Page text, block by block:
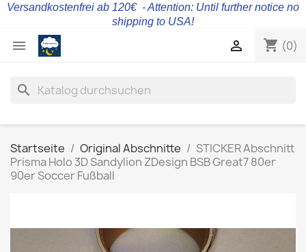
Versandkostenfrei ab 120€ - Attention: Until further notice no
shipping to USA!
 shopping_cart (0)

search
Startseite Original Abschnitte
STICKER Abschnitt
Prisma Holo 3D Sandylion ZDesign BSB Great7 80er
90er Soccer Fußball